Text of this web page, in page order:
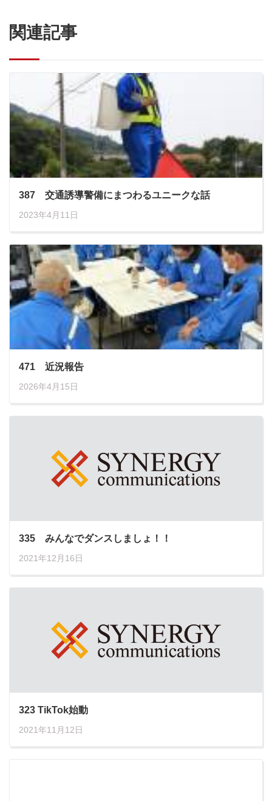
関連記事
387 交通誘導警備にまつわるユニークな話
2023年4月11日
471 近況報告
2026年4月15日
335 みんなでダンスしましょ！！
2021年12月16日
323 TikTok始動
2021年11月12日